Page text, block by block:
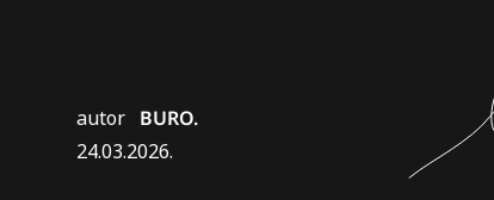
autor BURO.
24.03.2026.